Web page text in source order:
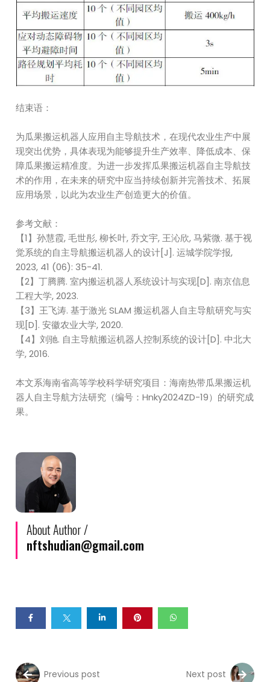
结束语：
为瓜果搬运机器人应用自主导航技术，在现代农业生产中展
现突出优势，具体表现为能够提升生产效率、降低成本、保
障瓜果搬运精准度。为进一步发挥瓜果搬运机器自主导航技
术的作用，在未来的研究中应当持续创新并完善技术、拓展
应用场景，以此为农业生产创造更大的价值。
参考文献：
【1】孙慧霞, 毛世彤, 柳长叶, 乔文宇, 王沁欣, 马紫微. 基于视
觉系统的自主导航搬运机器人的设计[J]. 运城学院学报,
2023, 41 (06): 35-41.
【2】丁腾腾. 室内搬运机器人系统设计与实现[D]. 南京信息
工程大学, 2023.
【3】王飞涛. 基于激光 SLAM 搬运机器人自主导航研究与实
现[D]. 安徽农业大学, 2020.
【4】刘驰. 自主导航搬运机器人控制系统的设计[D]. 中北大
学, 2016.
本文系海南省高等学校科学研究项目：海南热带瓜果搬运机
器人自主导航方法研究（编号：Hnky2024ZD-19）的研究成
果。
About Author /
nftshudian@gmail.com
Previous post Next post